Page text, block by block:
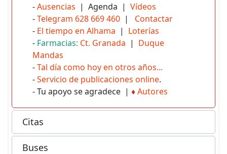
-Ausencias | Agenda | Vídeos
-Telegram 628 669 460 | Contactar
- El tiempo en Alhama | Loterías
- Farmacias: Ct. Granada | Duque
Mandas
-Tal día como hoy en otros años...
-Servicio de publicaciones online.
- Tu apoyo se agradece | ♦Autores
Citas
Buses